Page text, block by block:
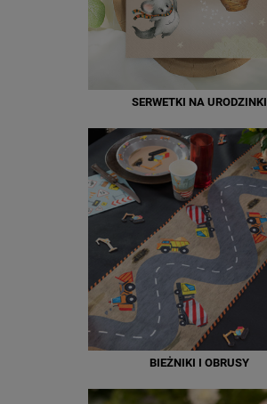
SERWETKI NA URODZINKI
BIEŻNIKI I OBRUSY